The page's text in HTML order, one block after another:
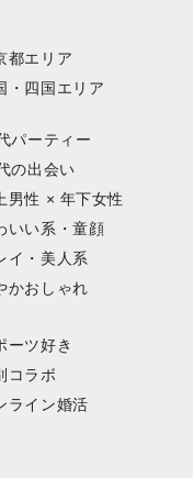
都エリア
・四国エリア
パーティー
の出会い
男性 × 年下女性
いい系・童顔
イ・美人系
かおしゃれ
ーツ好き
コラボ
ライン婚活